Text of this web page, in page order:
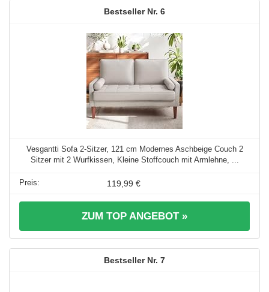
6
Vesgantti Sofa 2-Sitzer, 121 cm Modernes Aschbeige Couch 2
Sitzer mit 2 Wurfkissen, Kleine Stoffcouch mit Armlehne, ...
119,99 €
ZUM TOP ANGEBOT »
7